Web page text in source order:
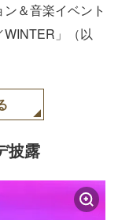
＆音楽イベント
WINTER」（以
披露